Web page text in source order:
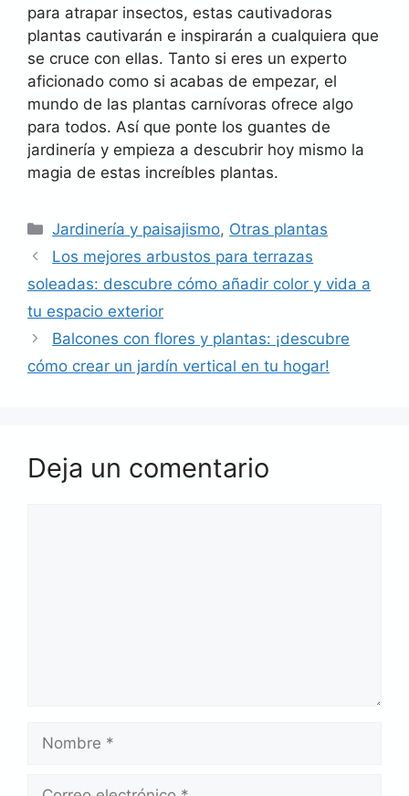
para atrapar insectos, estas cautivadoras
plantas cautivarán e inspirarán a cualquiera que
se cruce con ellas. Tanto si eres un experto
aficionado como si acabas de empezar, el
mundo de las plantas carnívoras ofrece algo
para todos. Así que ponte los guantes de
jardinería y empieza a descubrir hoy mismo la
magia de estas increíbles plantas.
Categorías
Jardinería y paisajismo, Otras plantas
Los mejores arbustos para terrazas
soleadas: descubre cómo añadir color y vida a
tu espacio exterior
Balcones con flores y plantas: ¡descubre
cómo crear un jardín vertical en tu hogar!
Deja un comentario